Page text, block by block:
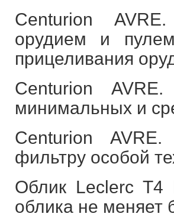
Centurion
орудием и
прицеливания
Centurion
минимальных и
Centurion
фильтру особой
Облик Leclerc T4
облика не